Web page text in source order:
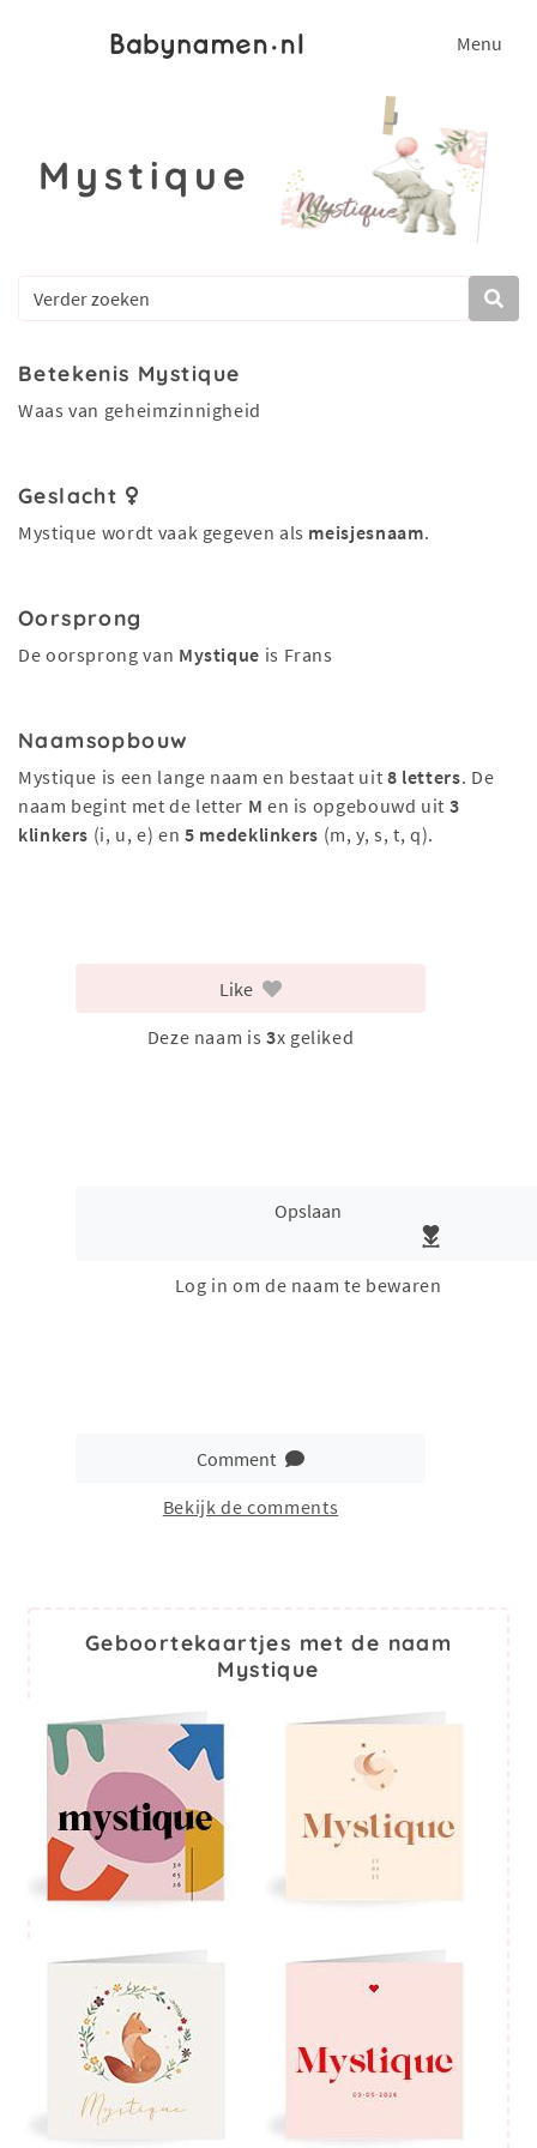
Menu
Mystique
Betekenis Mystique
Waas van geheimzinnigheid
Geslacht
Mystique wordt vaak gegeven als meisjesnaam.
Oorsprong
De oorsprong van Mystique is Frans
Naamsopbouw
Mystique is een lange naam en bestaat uit 8 letters. De
naam begint met de letter M en is opgebouwd uit 3
klinkers (i, u, e) en5 medeklinkers (m, y, s, t, q).
Like
Deze naam is 3x geliked
Opslaan
Log in om de naam te bewaren
Comment
Bekijk de comments
Geboortekaartjes met de naam
Mystique